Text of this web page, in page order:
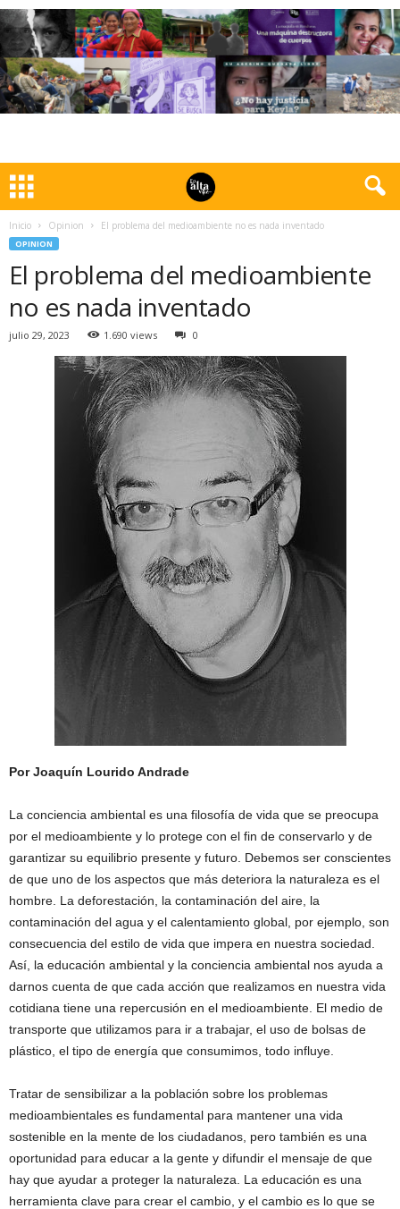
Inicio Opinion El problema del medioambiente no es nada inventado
OPINION
El problema del medioambiente
no es nada inventado
julio 29, 2023 1.690 views 0
Por Joaquín Lourido Andrade
La conciencia ambiental es una filosofía de vida que se preocupa
por el medioambiente y lo protege con el fin de conservarlo y de
garantizar su equilibrio presente y futuro. Debemos ser conscientes
de que uno de los aspectos que más deteriora la naturaleza es el
hombre. La deforestación, la contaminación del aire, la
contaminación del agua y el calentamiento global, por ejemplo, son
consecuencia del estilo de vida que impera en nuestra sociedad.
Así, la educación ambiental y la conciencia ambiental nos ayuda a
darnos cuenta de que cada acción que realizamos en nuestra vida
cotidiana tiene una repercusión en el medioambiente. El medio de
transporte que utilizamos para ir a trabajar, el uso de bolsas de
plástico, el tipo de energía que consumimos, todo influye.
Tratar de sensibilizar a la población sobre los problemas
medioambientales es fundamental para mantener una vida
sostenible en la mente de los ciudadanos, pero también es una
oportunidad para educar a la gente y difundir el mensaje de que
hay que ayudar a proteger la naturaleza. La educación es una
herramienta clave para crear el cambio, y el cambio es lo que se